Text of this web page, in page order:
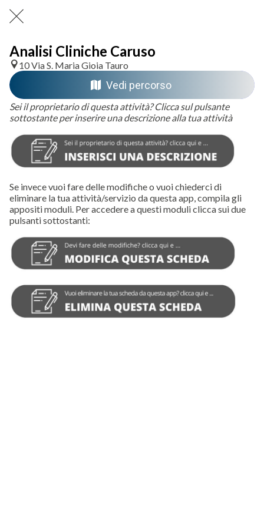
Analisi Cliniche Caruso
10 Via S. Maria Gioia Tauro
Vedi percorso
Sei il proprietario di questa attività? Clicca sul pulsante
sottostante per inserire una descrizione alla tua attività
Se invece vuoi fare delle modifiche o vuoi chiederci di
eliminare la tua attività/servizio da questa app, compila gli
appositi moduli. Per accedere a questi moduli clicca sui due
pulsanti sottostanti: